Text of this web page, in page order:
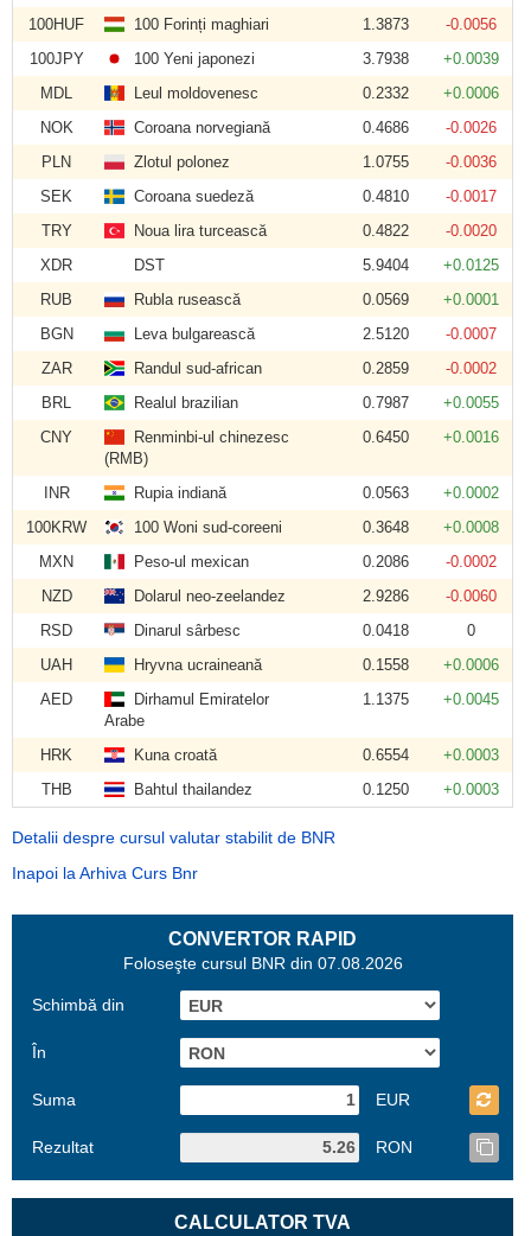
100HUF
100 Forinți maghiari 1.3873
-0.0056
100JPY
100 Yeni japonezi 3.7938
+0.0039
MDL
Leul moldovenesc 0.2332
+0.0006
NOK
Coroana norvegiană 0.4686
-0.0026
PLN
Zlotul polonez 1.0755
-0.0036
SEK
Coroana suedeză 0.4810
-0.0017
TRY
Noua lira turcească 0.4822
-0.0020
XDR
DST 5.9404
+0.0125
RUB
Rubla rusească 0.0569
+0.0001
BGN
Leva bulgarească 2.5120
-0.0007
ZAR
Randul sud-african 0.2859
-0.0002
BRL
Realul brazilian 0.7987
+0.0055
CNY
Renminbi-ul chinezesc
(RMB)
0.6450 +0.0016
INR Rupia indiană 0.0563
+0.0002
100KRW
100 Woni sud-coreeni 0.3648
+0.0008
MXN
Peso-ul mexican 0.2086
-0.0002
NZD
Dolarul neo-zeelandez 2.9286
-0.0060
RSD
Dinarul sârbesc 0.0418
0
UAH
Hryvna ucraineană 0.1558
+0.0006
AED
Dirhamul Emiratelor
Arabe
1.1375 +0.0045
HRK Kuna croată 0.6554
+0.0003
THB
Bahtul thailandez 0.1250 +0.0003
Detalii despre cursul valutar stabilit de BNR
Inapoi la Arhiva Curs Bnr
CONVERTOR RAPID
Foloseşte cursul BNR din 07.08.2026
Schimbă din
În
Suma EUR
Rezultat RON
CALCULATOR TVA